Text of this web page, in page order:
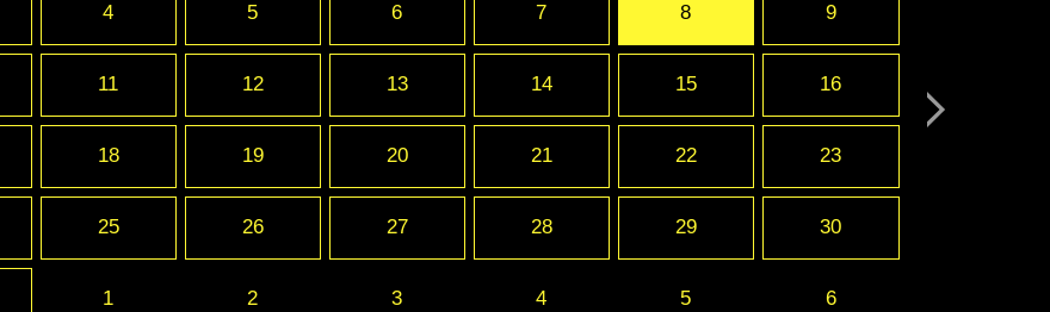
4 5 6 7 8 9
11 12 13 14 15 16
18 19 20 21 22 23
25 26 27 28 29 30
1 2 3 4 5 6